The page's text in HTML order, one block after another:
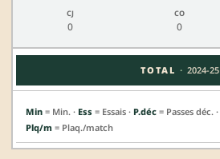
0 0
TOTAL · 2024-25
Min = Min. · Ess = Essais · P.déc = Passes déc. ·
Plq/m = Plaq./match